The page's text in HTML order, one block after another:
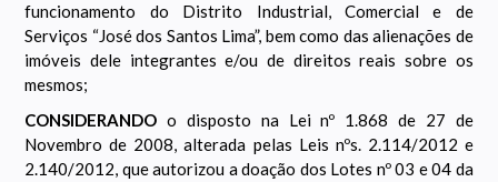
funcionamento do Distrito Industrial, Comercial e de
Serviços “José dos Santos Lima”, bem como das alienações de
imóveis dele integrantes e/ou de direitos reais sobre os
mesmos;
CONSIDERANDOo disposto na Lei nº 1.868 de 27 de
Novembro de 2008, alterada pelas Leis nºs. 2.114/2012 e
2.140/2012, que autorizou a doação dos Lotes nº 03 e 04 da